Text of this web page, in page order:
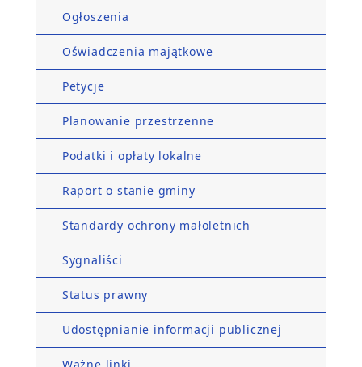
Ogłoszenia
Oświadczenia majątkowe
Petycje
Planowanie przestrzenne
Podatki i opłaty lokalne
Raport o stanie gminy
Standardy ochrony małoletnich
Sygnaliści
Status prawny
Udostępnianie informacji publicznej